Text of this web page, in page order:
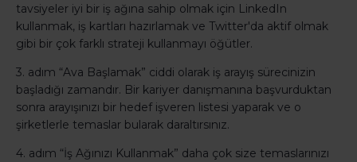
tavsiyeler iyi bir iş ağına sahip olmak için LinkedIn
kullanmak, iş kartları hazırlamak ve Twitter'da aktif olmak
gibi bir çok farklı strateji kullanmayı öğütler.
3. adım “Ava Başlamak” ciddi olarak iş arayış sürecinizin
başladığı zamandır. Bir kariyer danışmanına başvurduktan
sonra arayışınızı bir hedef işveren listesi yaparak ve o
şirketlerle temaslar bularak daraltırsınız.
4. adım “İş Ağınızı Kullanmak” daha çok size temaslarınızı